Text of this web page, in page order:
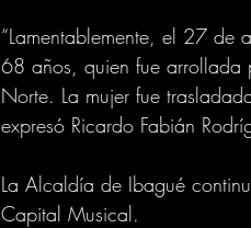
“Lamentablemente, el 27 de
68 años, quien fue arrollada
Norte. La mujer fue
expresó Ricardo Fabián
La Alcaldía de Ibagué
Capital Musical.